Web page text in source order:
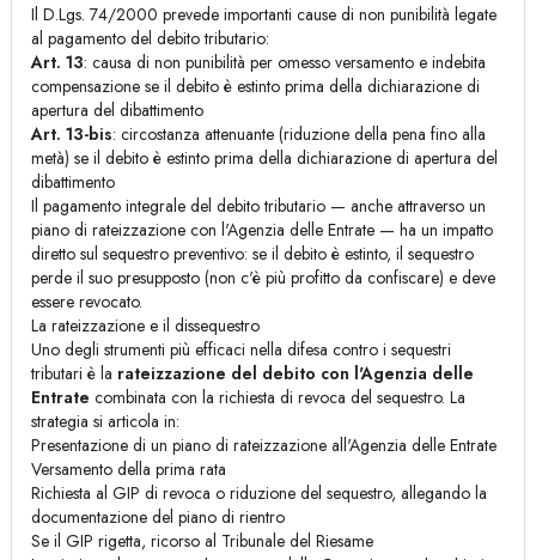
Il D.Lgs. 74/2000 prevede importanti cause di non punibilità legate
al pagamento del debito tributario:
Art. 13: causa di non punibilità per omesso versamento e indebita
compensazione se il debito è estinto prima della dichiarazione di
apertura del dibattimento
Art. 13-bis: circostanza attenuante (riduzione della pena fino alla
metà) se il debito è estinto prima della dichiarazione di apertura del
dibattimento
Il pagamento integrale del debito tributario — anche attraverso un
piano di rateizzazione con l'Agenzia delle Entrate — ha un impatto
diretto sul sequestro preventivo: se il debito è estinto, il sequestro
perde il suo presupposto (non c'è più profitto da confiscare) e deve
essere revocato.
La rateizzazione e il dissequestro
Uno degli strumenti più efficaci nella difesa contro i sequestri
tributari è la rateizzazione del debito con l'Agenzia delle
Entrate combinata con la richiesta di revoca del sequestro. La
strategia si articola in:
Presentazione di un piano di rateizzazione all'Agenzia delle Entrate
Versamento della prima rata
Richiesta al GIP di revoca o riduzione del sequestro, allegando la
documentazione del piano di rientro
Se il GIP rigetta, ricorso al Tribunale del Riesame